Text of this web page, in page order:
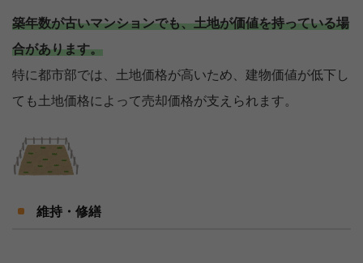
築年数が古いマンションでも、土地が価値を持っている場
合があります。
特に都市部では、土地価格が高いため、建物価値が低下し
ても土地価格によって売却価格が支えられます。
維持・修繕